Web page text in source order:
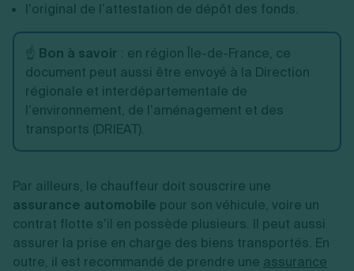
l’original de l’attestation de dépôt des fonds.
☝️ Bon à savoir : en région Île-de-France, ce
document peut aussi être envoyé à la Direction
régionale et interdépartementale de
l’environnement, de l’aménagement et des
transports (DRIEAT).
Par ailleurs, le chauffeur doit souscrire une
assurance automobile pour son véhicule, voire un
contrat flotte s’il en possède plusieurs. Il peut aussi
assurer la prise en charge des biens transportés. En
outre, il est recommandé de prendre une assurance